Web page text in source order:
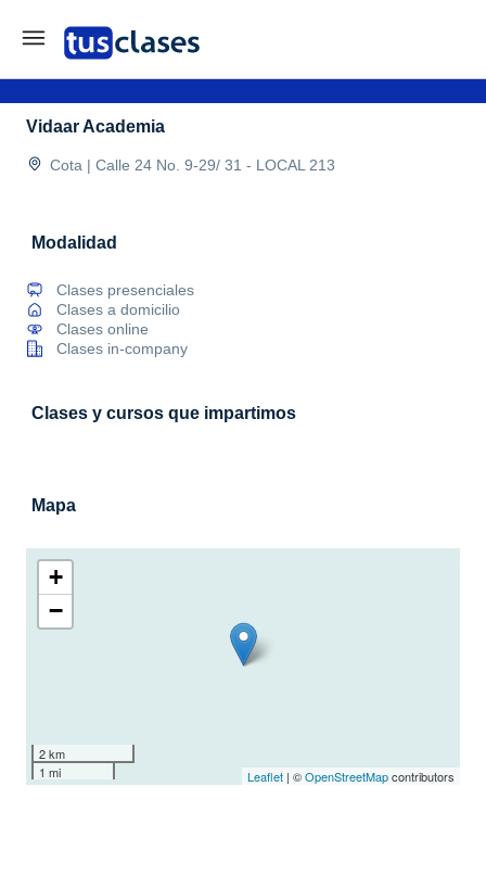
Vidaar Academia
Cota | Calle 24 No. 9-29/ 31 - LOCAL 213
Modalidad
Clases presenciales
Clases a domicilio
Clases online
Clases in-company
Clases y cursos que impartimos
Mapa
+
−
2 km
1 mi
Leaflet | ©OpenStreetMapcontributors